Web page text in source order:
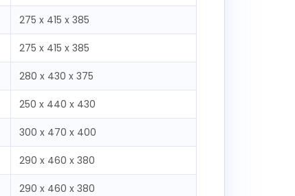
275 x 415 x 385
275 x 415 x 385
280 x 430 x 375
250 x 440 x 430
300 x 470 x 400
290 x 460 x 380
290 x 460 x 380